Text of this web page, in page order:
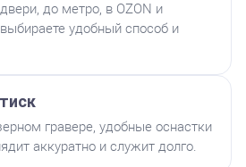
Заказать
500
на водной основе
до метро, в OZON и
удобный способ и
гравере, удобные оснастки
аккуратно и служит долго.